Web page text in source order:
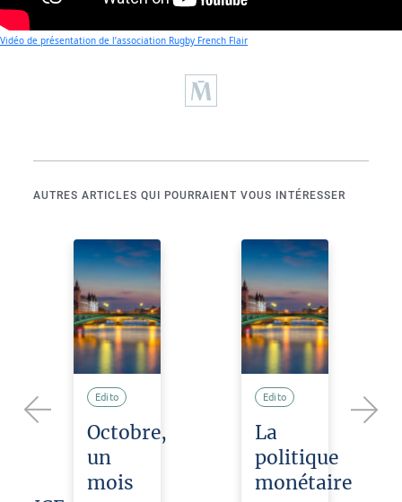
Vidéo de présentation de l’association Rugby French Flair
AUTRES ARTICLES QUI POURRAIENT VOUS INTÉRESSER
Edito
Octobre,
un
mois
Edito
La
politique
monétaire